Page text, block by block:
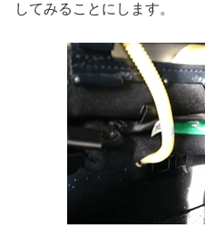
してみることにします。